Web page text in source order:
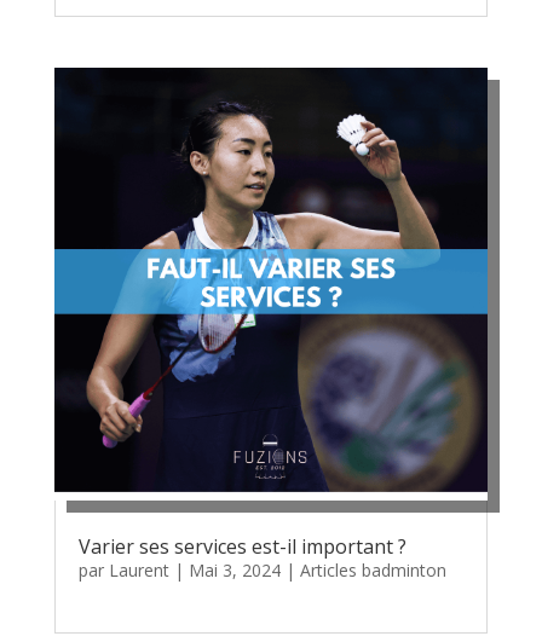
Varier ses services est-il important ?
par Laurent| Mai 3, 2024| Articles badminton